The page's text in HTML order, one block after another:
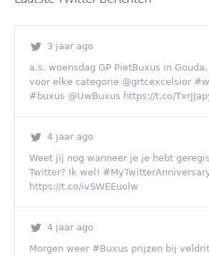
3 jaar ago
a.s. woensdag GP PietBuxus in
voor elke categorie @grtcexcelsior
#buxus @UwBuxus https://t.co/
4 jaar ago
Weet jij nog wanneer je je hebt
Twitter? Ik wel!
https://t.co/ivSWEEuolw
4 jaar ago
Morgen weer #Buxus prijzen bij